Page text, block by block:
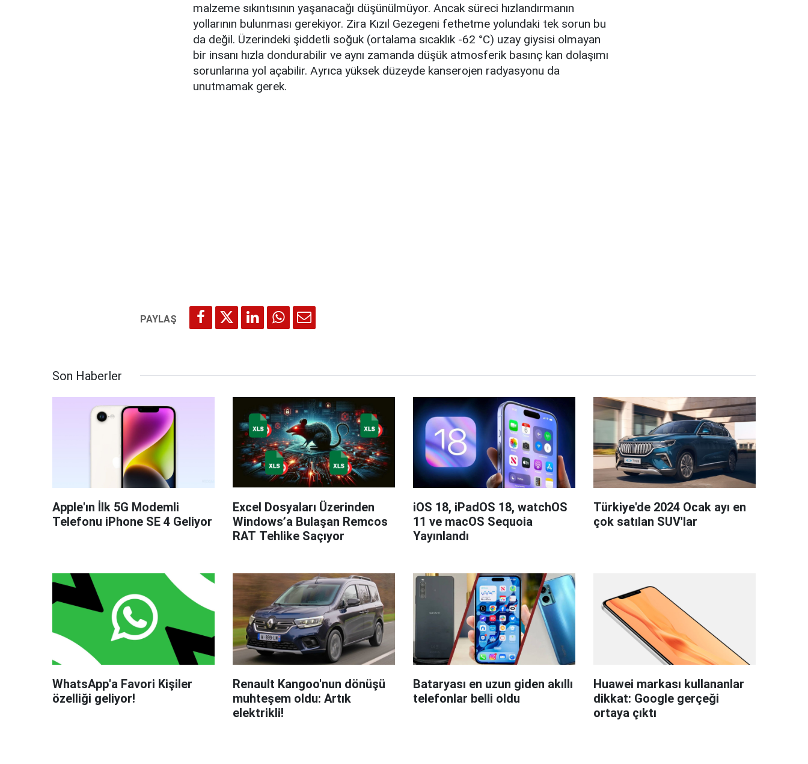
malzeme sıkıntısının yaşanacağı düşünülmüyor. Ancak süreci hızlandırmanın
yollarının bulunması gerekiyor. Zira Kızıl Gezegeni fethetme yolundaki tek sorun bu
da değil. Üzerindeki şiddetli soğuk (ortalama sıcaklık -62 °C) uzay giysisi olmayan
bir insanı hızla dondurabilir ve aynı zamanda düşük atmosferik basınç kan dolaşımı
sorunlarına yol açabilir. Ayrıca yüksek düzeyde kanserojen radyasyonu da
unutmamak gerek.
Son Haberler
Apple'ın İlk 5G Modemli
Telefonu iPhone SE 4 Geliyor
Excel Dosyaları Üzerinden
Windows’a Bulaşan Remcos
RAT Tehlike Saçıyor
iOS 18, iPadOS 18, watchOS
11 ve macOS Sequoia
Yayınlandı
Türkiye'de 2024 Ocak ayı en
çok satılan SUV'lar
WhatsApp'a Favori Kişiler
özelliği geliyor!
Renault Kangoo'nun dönüşü
muhteşem oldu: Artık
elektrikli!
Bataryası en uzun giden akıllı
telefonlar belli oldu
Huawei markası kullananlar
dikkat: Google gerçeği
ortaya çıktı